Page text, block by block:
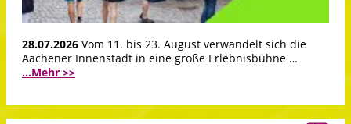
28.07.2026 Vom 11. bis 23. August verwandelt sich die
Aachener Innenstadt in eine große Erlebnisbühne …
...Mehr >>